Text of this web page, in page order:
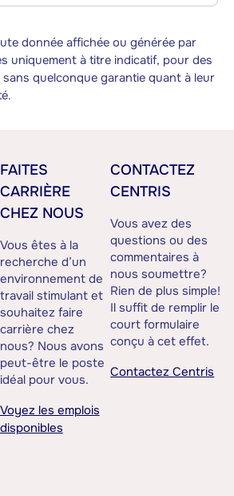
donnée affichée ou générée par
uniquement à titre indicatif, pour des
quelconque garantie quant à leur
FAITES
CARRIÈRE
CHEZ NOUS
Vous êtes à la
recherche d’un
environnement de
travail stimulant et
souhaitez faire
carrière chez
nous? Nous avons
peut-être le poste
idéal pour vous.
Voyez les emplois
disponibles
CONTACTEZ
CENTRIS
Vous avez des
questions ou des
commentaires à
nous soumettre?
Rien de plus simple!
Il suffit de remplir le
court formulaire
conçu à cet effet.
Contactez Centris